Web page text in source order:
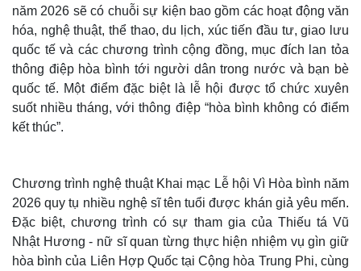
Thế giới
Multimedia
năm 2026 sẽ có chuỗi sự kiện bao gồm các hoạt động văn
hóa, nghệ thuật, thể thao, du lịch, xúc tiến đầu tư, giao lưu
quốc tế và các chương trình cộng đồng, mục đích lan tỏa
thông điệp hòa bình tới người dân trong nước và bạn bè
quốc tế. Một điểm đặc biệt là lễ hội được tổ chức xuyên
suốt nhiều tháng, với thông điệp “hòa bình không có điểm
kết thúc”.
Chương trình nghệ thuật Khai mạc Lễ hội Vì Hòa bình năm
2026 quy tụ nhiều nghệ sĩ tên tuổi được khán giả yêu mến.
Đặc biệt, chương trình có sự tham gia của Thiếu tá Vũ
Nhật Hương - nữ sĩ quan từng thực hiện nhiệm vụ gìn giữ
hòa bình của Liên Hợp Quốc tại Cộng hòa Trung Phi, cùng